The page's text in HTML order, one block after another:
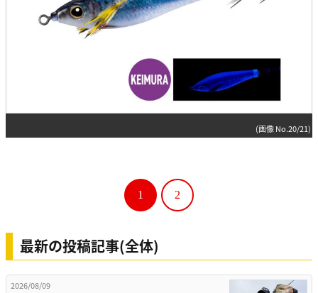
(画像 No.20/21)
1 2
最新の投稿記事(全体)
2026/08/09